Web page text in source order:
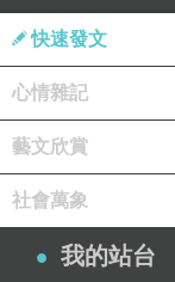
快速發文
心情雜記
藝文欣賞
社會萬象
我的站台